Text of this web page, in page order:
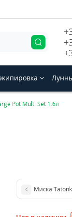
Pot Multi Set 1.6л
Миска